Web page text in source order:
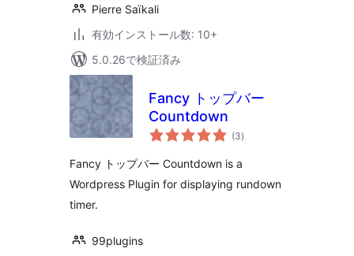
Pierre Saïkali
有効インストール数: 10+
5.0.26で検証済み
Fancy トップバー
Countdown
(3個
の
価
)
Fancy トップバー Countdown is a
Wordpress Plugin for displaying rundown
timer.
99plugins